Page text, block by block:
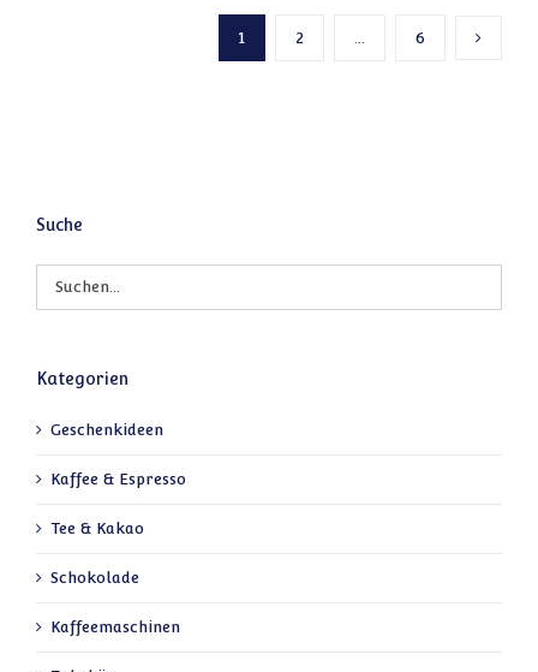
1 2 … 6
Suche
Kategorien
Geschenkideen
Kaffee & Espresso
Tee & Kakao
Schokolade
Kaffeemaschinen